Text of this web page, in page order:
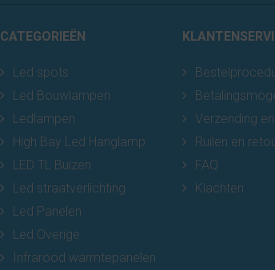
CATEGORIEËN
Led spots
Led Bouwlampen
Ledlampen
High Bay Led Hanglamp
LED TL Buizen
Led straatverlichting
Led Panelen
Led Overige
Infrarood warmtepanelen
Verzending
Ruilen en
FAQ
Klachten